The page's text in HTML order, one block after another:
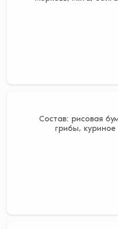
Состав: рисовая
грибы,